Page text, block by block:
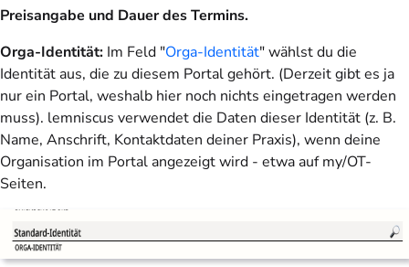
Preisangabe und Dauer des Termins.
Orga-Identität: Im Feld "Orga-Identität" wählst du die
Identität aus, die zu diesem Portal gehört. (Derzeit gibt es ja
nur ein Portal, weshalb hier noch nichts eingetragen werden
muss). lemniscus verwendet die Daten dieser Identität (z. B.
Name, Anschrift, Kontaktdaten deiner Praxis), wenn deine
Organisation im Portal angezeigt wird - etwa auf my/OT-
Seiten.